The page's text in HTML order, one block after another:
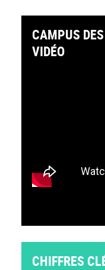
CAMPUS
VIDÉO
CHIFFRES